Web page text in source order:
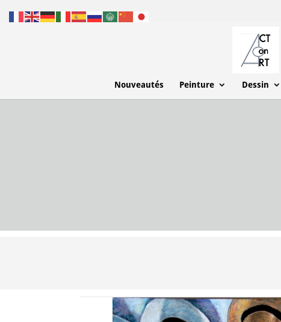
Nouveautés Peinture Dessin